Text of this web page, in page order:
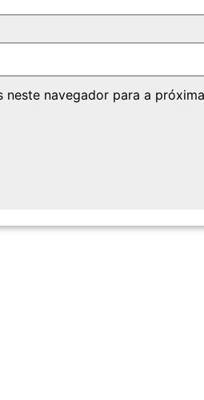
neste navegador para a